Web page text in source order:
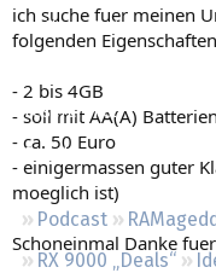
Neue Beiträge
Leserartikel
Regeln
Podcast
RX 9000 „Deals“
ich suche fuer meinen
folgenden
- 2 bis 4GB
- soll mit AA(A)
- ca. 50 Euro
- einigermassen guter
moeglich ist)
Schoneinmal Danke